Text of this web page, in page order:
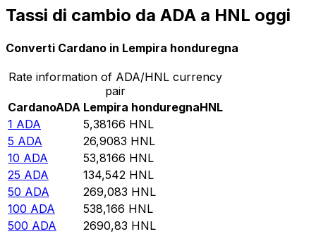
Tassi di cambio da ADA a HNL oggi
Converti Cardano in Lempira honduregna
Rate information of ADA/HNL currency
pair
CardanoADA Lempira honduregnaHNL
1 ADA 5,38166 HNL
5 ADA 26,9083 HNL
10 ADA 53,8166 HNL
25 ADA 134,542 HNL
50 ADA 269,083 HNL
100 ADA 538,166 HNL
500 ADA 2690,83 HNL